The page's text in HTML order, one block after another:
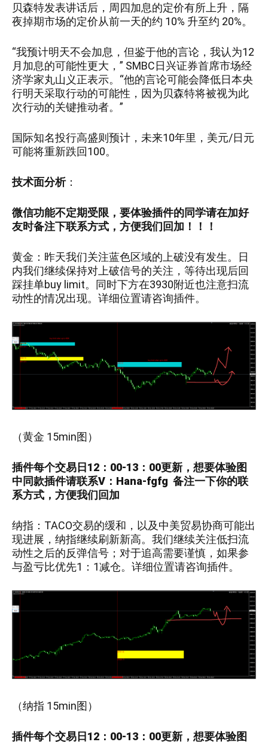
贝森特发表讲话后，周四加息的定价有所上升，隔
夜掉期市场的定价从前一天的约 10% 升至约 20%。
“我预计明天不会加息，但鉴于他的言论，我认为12
月加息的可能性更大，” SMBC日兴证券首席市场经
济学家丸山义正表示。“他的言论可能会降低日本央
行明天采取行动的可能性，因为贝森特将被视为此
次行动的关键推动者。”
国际知名投行高盛则预计，未来10年里，美元/日元
可能将重新跌回100。
技术面分析：
微信功能不定期受限，要体验插件的同学请在加好
友时备注下联系方式，方便我们回加！！！
黄金： 昨天我们关注蓝色区域的上破没有发生。日
内我们继续保持对上破信号的关注，等待出现后回
踩挂单buy limit。同时下方在3930附近也注意扫流
动性的情况出现。详细位置请咨询插件。
（黄金 15min图）
插件每个交易日12：00-13：00更新， 想要体验图
中同款插件请联系V： Hana-fgfg 备注一下你的联
系方式，方便我们回加
纳指：TACO交易的缓和，以及中美贸易协商可能出
现进展，纳指继续刷新新高。我们继续关注低扫流
动性之后的反弹信号；对于追高需要谨慎，如果参
与盈亏比优先1：1减仓。详细位置请咨询插件。
（纳指 15min图）
插件每个交易日12：00-13：00更新， 想要体验图